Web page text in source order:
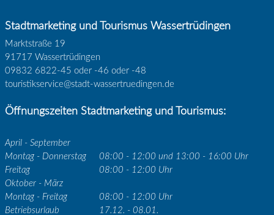
Stadtmarketing und Tourismus Wassertrüdingen
Marktstraße 19
91717 Wassertrüdingen
09832 6822-45 oder -46 oder -48
touristikservice@stadt-wassertruedingen.de
Öffnungszeiten Stadtmarketing und Tourismus:
April - September
Montag - Donnerstag
08:00 - 12:00 und 13:00 - 16:00 Uhr
Freitag
08:00 - 12:00 Uhr
Oktober - März
Montag - Freitag
08:00 - 12:00 Uhr
Betriebsurlaub
17.12. - 08.01.